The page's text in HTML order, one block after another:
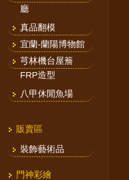
廳
真品翻模
宜蘭-蘭陽博物館
芎林機台屋簷
FRP造型
八甲休閒魚場
販賣區
裝飾藝術品
門神彩繪